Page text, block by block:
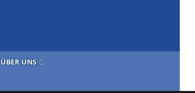
ÜBER UNS